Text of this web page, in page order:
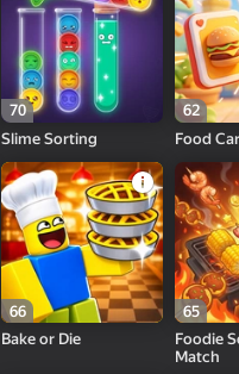
70
Slime Sorting
62
Food
66
Bake or Die
65
Foodie
Match